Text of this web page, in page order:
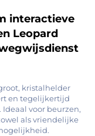
interactieve
Leopard
kristalhelder
en tegelijkertijd
voor beurzen,
als vriendelijke